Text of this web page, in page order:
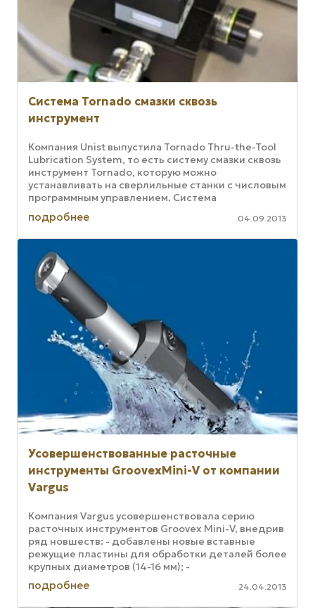
Cистема Tornado смазки сквозь
инструмент
Компания Unist выпустила Tornado Thru-the-Tool
Lubrication System, то есть систему смазки сквозь
инструмент Tornado, которую можно
устанавливать ​​на сверлильные станки с числовым
программным управлением. Система
подключается непосредственно к ...
подробнее 04.09.2013
Усовершенствованные расточные
инструменты GroovexMini-V от компании
Vargus
Компания Vargus усовершенствовала серию
расточных инструментов Groovex Mini-V, внедрив
ряд новшеств: - добавлены новые вставные
режущие пластины для обработки деталей более
крупных диаметров (14-16 мм); -
усовершенствована система удаления стружки ...
подробнее 24.04.2013